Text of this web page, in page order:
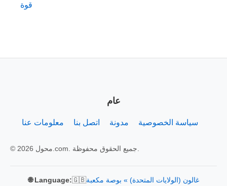
قوة
عام
معلومات عنا اتصل بنا مدونة سياسة الخصوصية
🌐 Language:🇬🇧غالون (الولايات المتحدة) » بوصة مكعبة